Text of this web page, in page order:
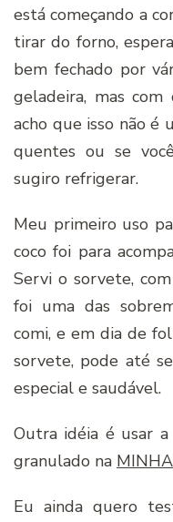
está começando a
tirar do forno,
bem fechado por
geladeira, mas
acho que isso não é
quentes ou se
sugiro refrigerar.
Meu primeiro uso
coco foi para
Servi o sorvete, com
foi uma das
comi, e em dia de
sorvete, pode até
especial e saudável.
Outra idéia é usar
granulado na
Eu ainda quero